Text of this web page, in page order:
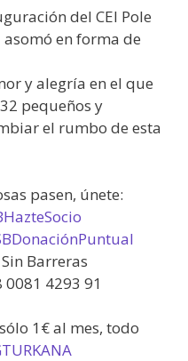
del CEI Pole
en forma de
y alegría en el que
pequeños y
el rumbo de esta
pasen, únete:
Barreras
0081 4293 91
1€ al mes, todo